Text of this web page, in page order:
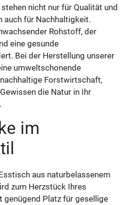
nicht nur für Qualität und
auch für Nachhaltigkeit.
Rohstoff, der
eine gesunde
Bei der Herstellung unserer
umweltschonende
Forstwirtschaft,
die Natur in Ihr
im
aus naturbelassenem
zum Herzstück Ihres
genügend Platz für gesellige